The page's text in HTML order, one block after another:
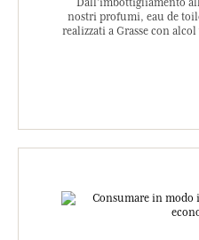
Dall’imbottigliamento
nostri profumi, eau de
realizzati a Grasse con